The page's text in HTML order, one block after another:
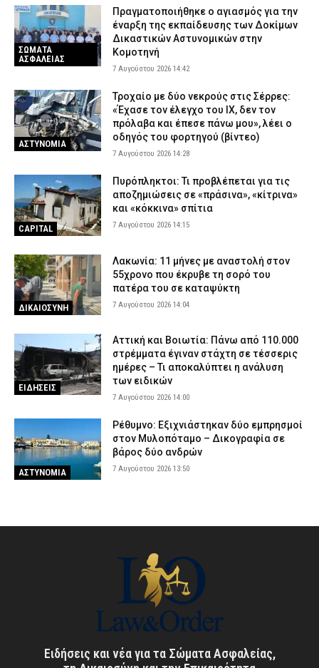
ΣΩΜΑΤΑ
ΑΣΦΑΛΕΙΑΣ
Πραγματοποιήθηκε ο αγιασμός για την
έναρξη της εκπαίδευσης των Δοκίμων
Δικαστικών Αστυνομικών στην
Κομοτηνή
7 Αυγούστου 2026 14:42
ΑΣΤΥΝΟΜΙΑ
Τροχαίο με δύο νεκρούς στις Σέρρες:
«Έχασε τον έλεγχο του ΙΧ, δεν τον
πρόλαβα και έπεσε πάνω μου», λέει ο
οδηγός του φορτηγού (βίντεο)
7 Αυγούστου 2026 14:28
CAPITAL
Πυρόπληκτοι: Τι προβλέπεται για τις
αποζημιώσεις σε «πράσινα», «κίτρινα»
και «κόκκινα» σπίτια
7 Αυγούστου 2026 14:15
ΔΙΚΑΙΟΣΥΝΗ
Λακωνία: 11 μήνες με αναστολή στον
55χρονο που έκρυβε τη σορό του
πατέρα του σε καταψύκτη
7 Αυγούστου 2026 14:04
ΕΙΔΗΣΕΙΣ
Αττική και Βοιωτία: Πάνω από 110.000
στρέμματα έγιναν στάχτη σε τέσσερις
ημέρες – Τι αποκαλύπτει η ανάλυση
των ειδικών
7 Αυγούστου 2026 14:00
ΑΣΤΥΝΟΜΙΑ
Ρέθυμνο: Εξιχνιάστηκαν δύο εμπρησμοί
στον Μυλοπόταμο – Δικογραφία σε
βάρος δύο ανδρών
7 Αυγούστου 2026 13:50
Ειδήσεις και νέα για τα Σώματα Ασφαλείας,